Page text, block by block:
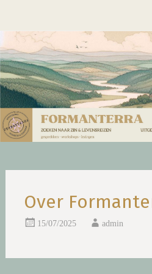
inhoud
Over
15/07/2025 admin